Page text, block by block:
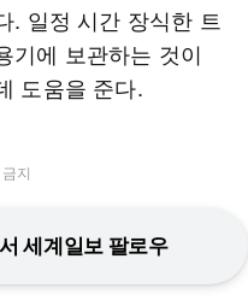
. 일정 시간 장식한 트
기에 보관하는 것이
도움을 준다.
지
세계일보 팔로우